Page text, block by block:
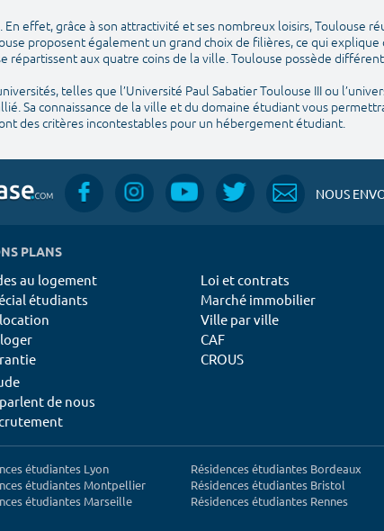
En effet, grâce à son attractivité et ses nombreux loisirs, Toulouse
proposent également un grand choix de filières, ce qui
répartissent aux quatre coins de la ville. Toulouse possède
telles que l’Université Paul Sabatier Toulouse III ou
Sa connaissance de la ville et du domaine étudiant vous
des critères incontestables pour un hébergement étudiant.
NOUS
PLANS
au logement
étudiants
Loi et contrats
Marché immobilier
Ville par ville
CAF
CROUS
de nous
étudiantes Lyon
étudiantes Montpellier
étudiantes Marseille
Résidences étudiantes Bordeaux
Résidences étudiantes Bristol
Résidences étudiantes Rennes